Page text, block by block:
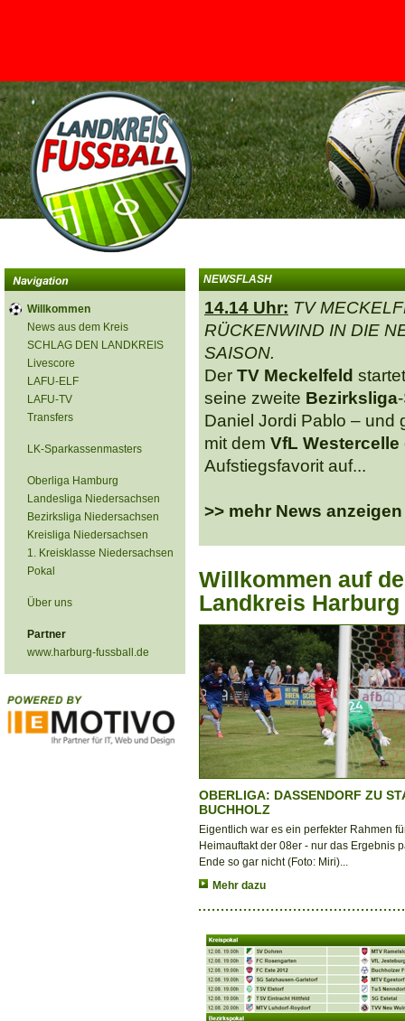
<
Willkommen
News aus dem Kreis
SCHLAG DEN LANDKREIS
Livescore
LAFU-ELF
LAFU-TV
Transfers
LK-Sparkassenmasters
Oberliga Hamburg
Landesliga Niedersachsen
Bezirksliga Niedersachsen
Kreisliga Niedersachsen
1. Kreisklasse Niedersachsen
Pokal
Über uns
Partner
www.harburg-fussball.de
NEWSFLASH
14.14 Uhr: TV
RÜCKENWIND IN DIE
SAISON.
Der TV Meckelfeld
seine zweite Bezirksliga
Daniel Jordi Pablo – und
mit dem VfL Westercelle
Aufstiegsfavorit auf...
>> mehr News anzeigen
Willkommen auf
Landkreis Harburg
OBERLIGA: DASSENDORF ZU
BUCHHOLZ
Eigentlich war es ein perfekter Rahmen
Heimauftakt der 08er - nur das Ergebnis
Ende so gar nicht (Foto: Miri)...
Mehr dazu